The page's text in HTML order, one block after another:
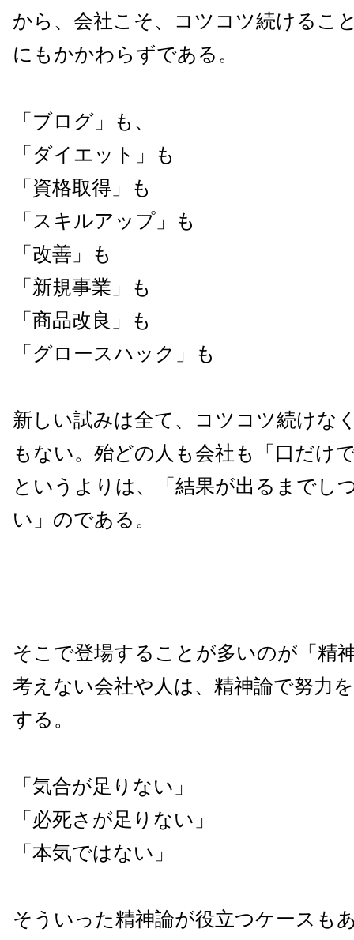
から、会社こそ、コツコツ続けるこ
にもかかわらずである。
「ブログ」も、
「ダイエット」も
「資格取得」も
「スキルアップ」も
「改善」も
「新規事業」も
「商品改良」も
「グロースハック」も
新しい試みは全て、コツコツ続けな
もない。殆どの人も会社も「口だけ
というよりは、「結果が出るまでし
い」のである。
そこで登場することが多いのが「精
考えない会社や人は、精神論で努力
する。
「気合が足りない」
「必死さが足りない」
「本気ではない」
そういった精神論が役立つケースも